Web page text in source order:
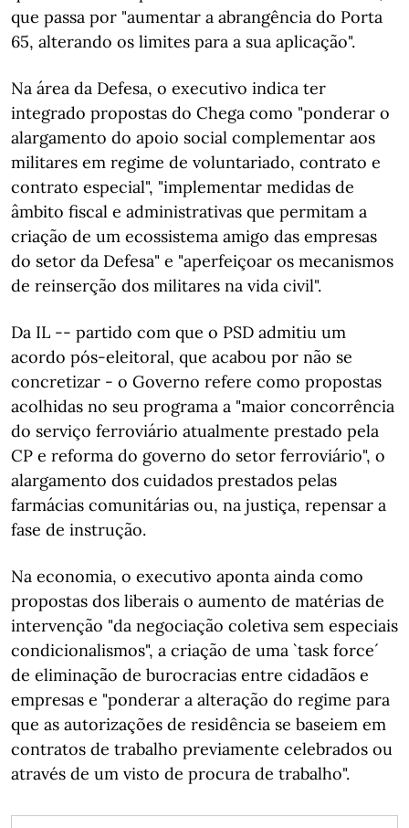
que passa por "aumentar a abrangência do Porta
65, alterando os limites para a sua aplicação".
Na área da Defesa, o executivo indica ter
integrado propostas do Chega como "ponderar o
alargamento do apoio social complementar aos
militares em regime de voluntariado, contrato e
contrato especial", "implementar medidas de
âmbito fiscal e administrativas que permitam a
criação de um ecossistema amigo das empresas
do setor da Defesa" e "aperfeiçoar os mecanismos
de reinserção dos militares na vida civil".
Da IL -- partido com que o PSD admitiu um
acordo pós-eleitoral, que acabou por não se
concretizar - o Governo refere como propostas
acolhidas no seu programa a "maior concorrência
do serviço ferroviário atualmente prestado pela
CP e reforma do governo do setor ferroviário", o
alargamento dos cuidados prestados pelas
farmácias comunitárias ou, na justiça, repensar a
fase de instrução.
Na economia, o executivo aponta ainda como
propostas dos liberais o aumento de matérias de
intervenção "da negociação coletiva sem especiais
condicionalismos", a criação de uma `task force´
de eliminação de burocracias entre cidadãos e
empresas e "ponderar a alteração do regime para
que as autorizações de residência se baseiem em
contratos de trabalho previamente celebrados ou
através de um visto de procura de trabalho".